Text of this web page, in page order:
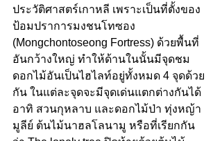
ประวัติศาสตร์เกาหลี เพราะเป็นที่ตั้งของ
ป้อมปราการมงชนโทซอง
(Mongchontoseong Fortress) ด้วยพื้นที่
อันกว้างใหญ่ ทำให้ด้านในนั้นมีจุดชม
ดอกไม้อันเป็นไฮไลท์อยู่ทั้งหมด 4 จุดด้วย
กัน ในแต่ละจุดจะมีจุดเด่นแตกต่างกันได้
อาทิ สวนกุหลาบ และดอกไม้ป่า ทุ่งหญ้า
มูลีย์ ต้นไม้นาฮลโลนามู หรือที่เรียกกัน